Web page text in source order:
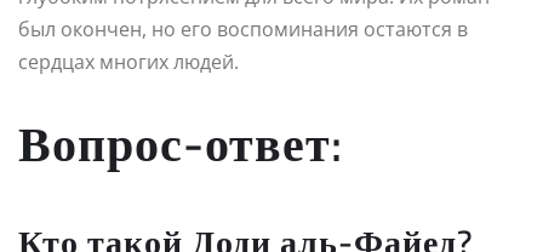
был окончен, но его воспоминания остаются в
сердцах многих людей.
Вопрос-ответ: